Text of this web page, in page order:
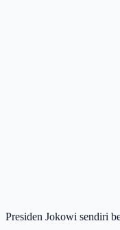
Presiden Jokowi sendiri